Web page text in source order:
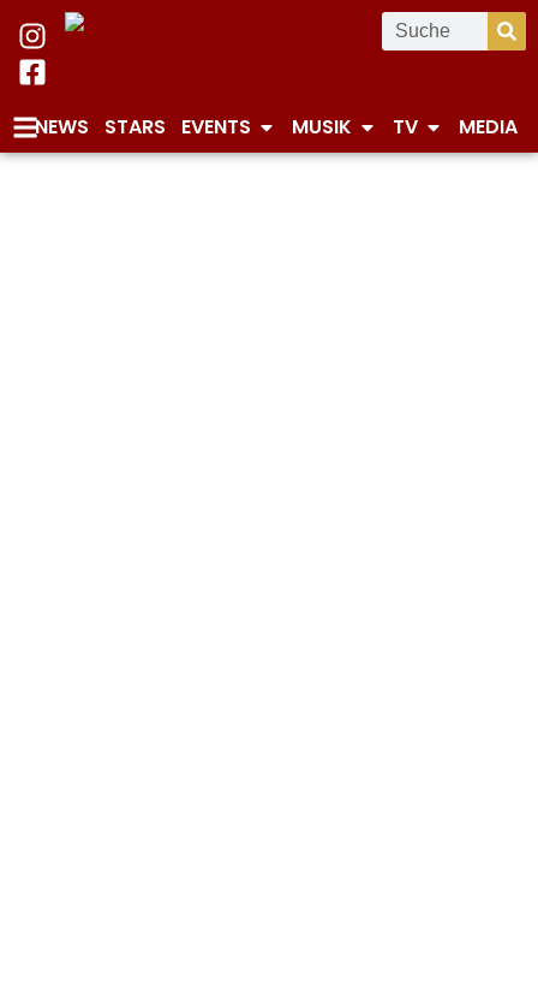
NEWS STARS EVENTS MUSIK TV MEDIA